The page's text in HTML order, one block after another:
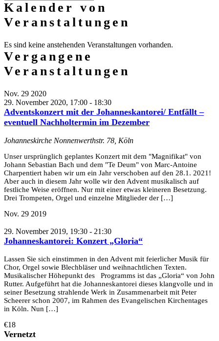
Kalender von
Veranstaltungen
Es sind keine anstehenden Veranstaltungen vorhanden.
Vergangene
Veranstaltungen
Nov. 29 2020
29. November 2020, 17:00 - 18:30
Adventskonzert mit der Johanneskantorei/ Entfällt –
eventuell Nachholtermin im Dezember
Johanneskirche Nonnenwerthstr. 78, Köln
Unser ursprünglich geplantes Konzert mit dem "Magnifikat" von
Johann Sebastian Bach und dem "Te Deum" von Marc-Antoine
Charpentiert haben wir um ein Jahr verschoben auf den 28.1. 2021!
Aber auch in diesem Jahr wolle wir den Advent musikalisch auf
festliche Weise eröffnen. Nur mit einer etwas kleineren Besetzung.
Drei Trompeten, Orgel und einzelne Mitglieder der […]
Nov. 29 2019
29. November 2019, 19:30 - 21:30
Johanneskantorei: Konzert „Gloria“
Lassen Sie sich einstimmen in den Advent mit feierlicher Musik für
Chor, Orgel sowie Blechbläser und weihnachtlichen Texten.
Musikalischer Höhepunkt des Programms ist das „Gloria“ von John
Rutter. Aufgeführt hat die Johanneskantorei dieses klangvolle und in
seiner Besetzung strahlende Werk in Zusammenarbeit mit Peter
Scheerer schon 2007, im Rahmen des Evangelischen Kirchentages
in Köln. Nun […]
€18
Vernetzt